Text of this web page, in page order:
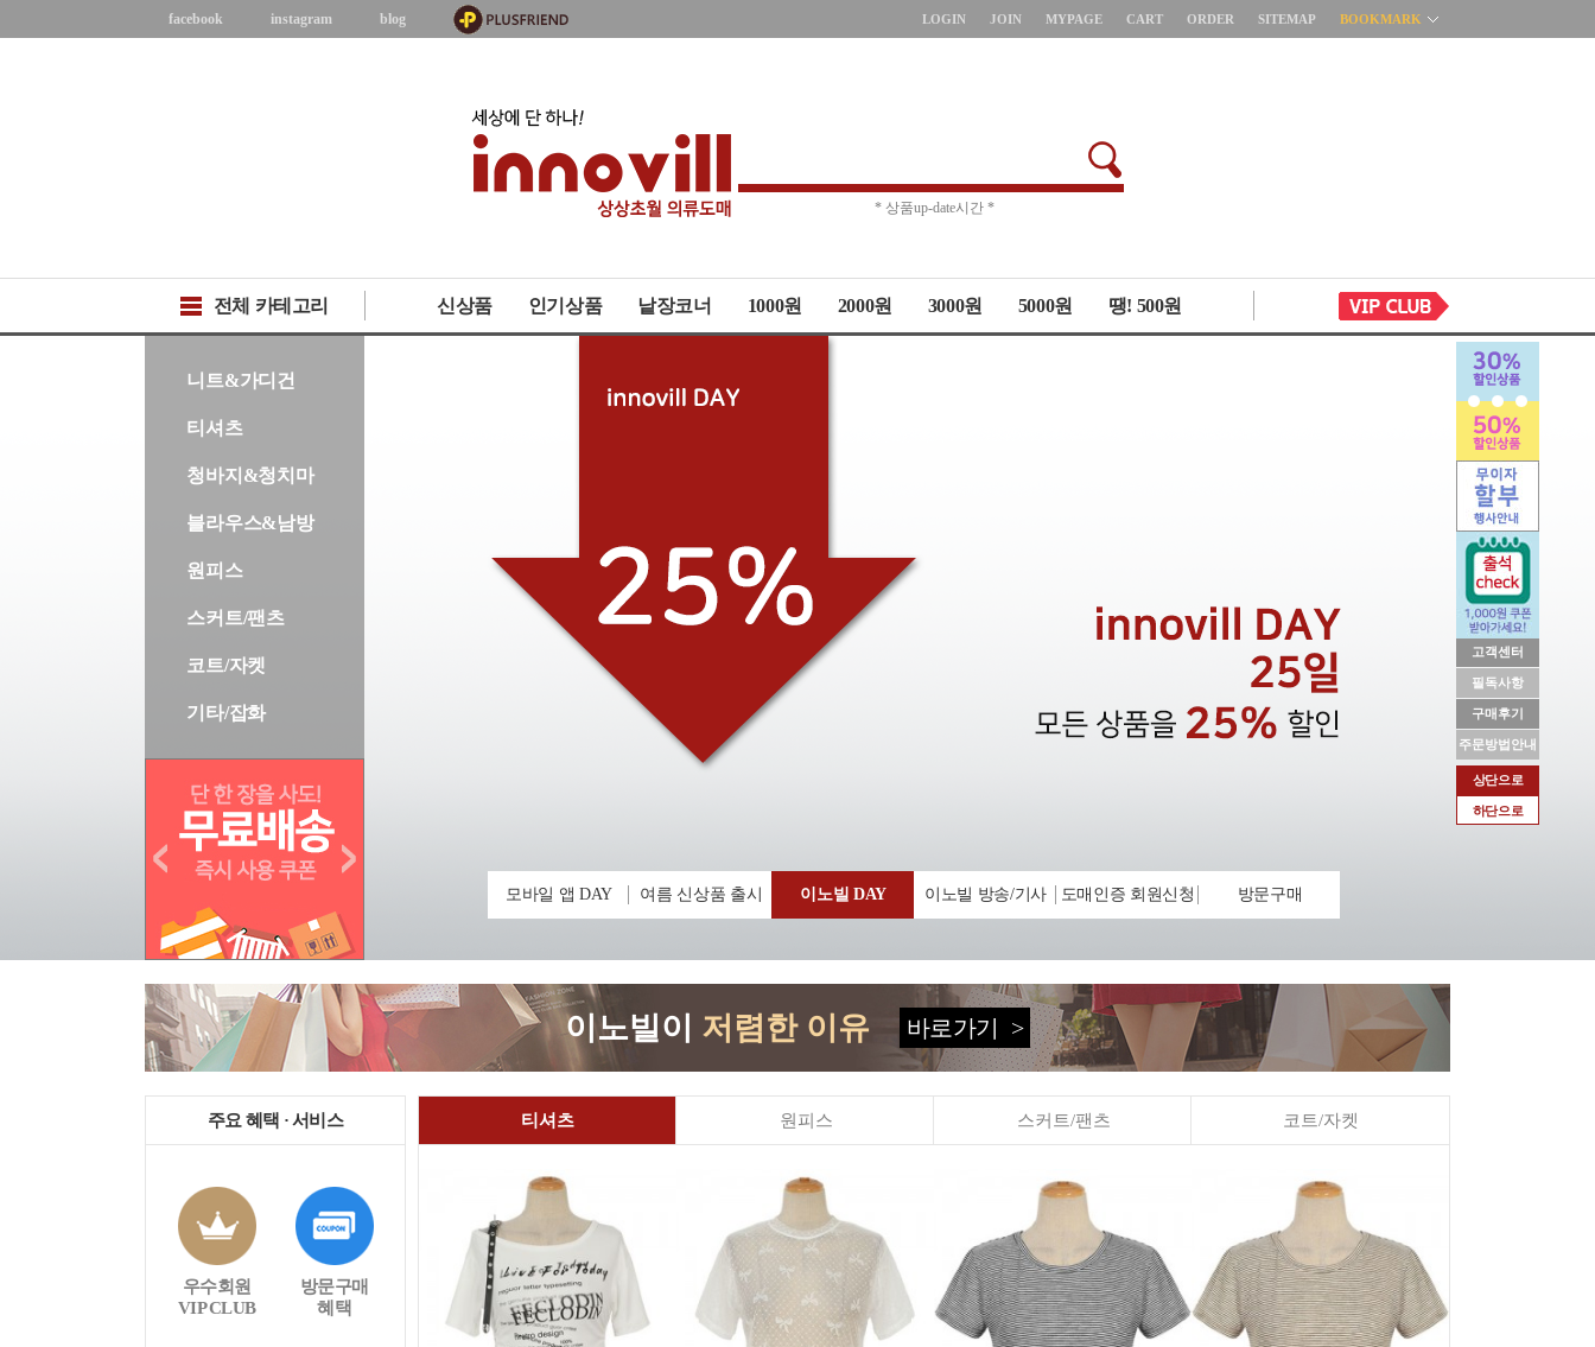
고객센터
필독사항
구매후기
주문방법안내
상단으로
하단으로
facebook instagram blog LOGIN JOIN MYPAGE CART ORDER SITEMAP BOOKMARK
* 상품up-date시간 *
전체 카테고리 신상품 인기상품 낱장코너 1000원 2000원 3000원 5000원 땡! 500원
니트&가디건
티셔츠
청바지&청치마
블라우스&남방
원피스
스커트/팬츠
코트/자켓
기타/잡화
모바일 앱 DAY 여름 신상품 출시 이노빌 DAY 이노빌 방송/기사 도매인증 회원신청 방문구매
이노빌이 저렴한 이유 바로가기 >
주요 혜택 · 서비스
우수회원
VIP CLUB
방문구매
혜택
티셔츠 원피스 스커트/팬츠 코트/자켓